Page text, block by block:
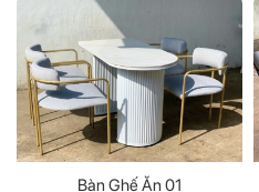
Bàn Ghế Ăn 01